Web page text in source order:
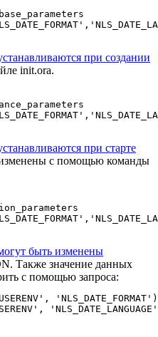
при создании
init.ora.
при старте
с помощью команды
быть изменены
Также значение данных
с помощью запроса: